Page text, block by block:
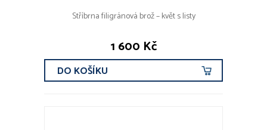
Stříbrna filigránová brož – květ s listy
1 600 Kč
DO KOŠÍKU